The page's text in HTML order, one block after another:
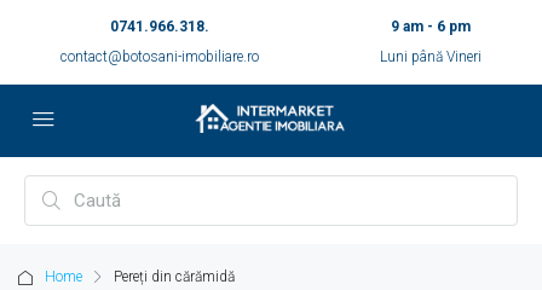
0741.966.318.
contact@botosani-imobiliare.ro
9 am - 6 pm
Luni până Vineri
Home Pereți din cărămidă